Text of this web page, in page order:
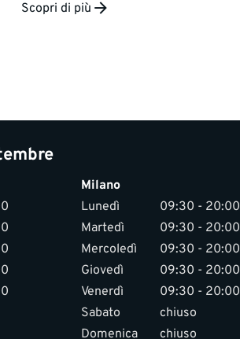
Scopri di più
Milano
Lunedì
09:30 - 20:00
Martedì
09:30 - 20:00
Mercoledì
09:30 - 20:00
Giovedì
09:30 - 20:00
Venerdì
09:30 - 20:00
Sabato
chiuso
Domenica
chiuso